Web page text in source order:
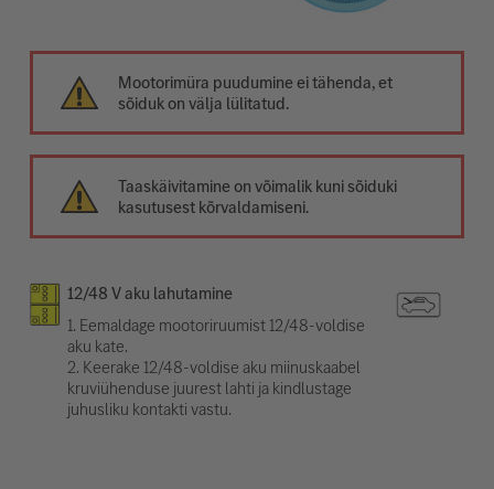
Mootorimüra puudumine ei tähenda, et
sõiduk on välja lülitatud.
Taaskäivitamine on võimalik kuni sõiduki
kasutusest kõrvaldamiseni.
12/48 V aku lahutamine
1. Eemaldage mootoriruumist 12/48-voldise
aku kate.
2. Keerake 12/48-voldise aku miinuskaabel
kruviühenduse juurest lahti ja kindlustage
juhusliku kontakti vastu.